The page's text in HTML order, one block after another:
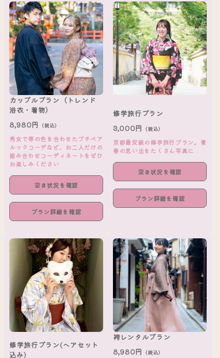
カップルプラン（トレンド
浴衣・着物）
8,980円 （税込）
男女で帯の色を合わせたプチペア
ルックコーデなど、お二人だけの
組み合わせコーディネートをぜひ
お楽しみください
空き状況を確認
プラン詳細を確認
修学旅行プラン
3,000円 （税込）
京都最安級の修学旅行プラン。青
春の思い出をたくさん写真に
空き状況を確認
プラン詳細を確認
修学旅行プラン(ヘアセット
込み)
袴レンタルプラン
8,980円 （税込）